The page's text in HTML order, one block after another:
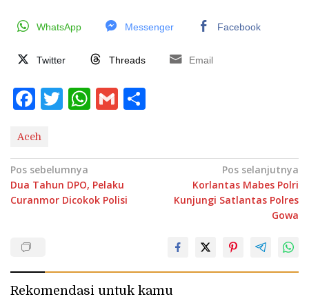
WhatsApp Messenger Facebook
Twitter Threads Email
F
c
e
b
o
T
te
r
W
s
A
p
G
l e
Aceh
Navigasi
pos
Pos sebelumnya
Dua Tahun DPO, Pelaku
Curanmor Dicokok Polisi
Pos selanjutnya
Korlantas Mabes Polri
Kunjungi Satlantas Polres
Gowa
Rekomendasi untuk kamu